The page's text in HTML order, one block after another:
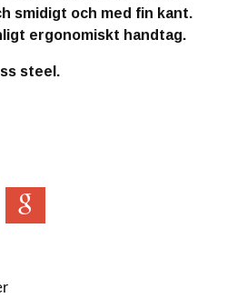
smidigt och med fin kant.
ergonomiskt handtag.
steel.